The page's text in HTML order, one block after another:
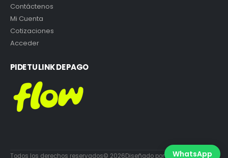
Contáctenos
Mi Cuenta
Cotizaciones
Acceder
PIDE TU LINK DE PAGO
Todos los derechos reservados© 2026Diseñado por DiabloEstudio.cl
WhatsApp